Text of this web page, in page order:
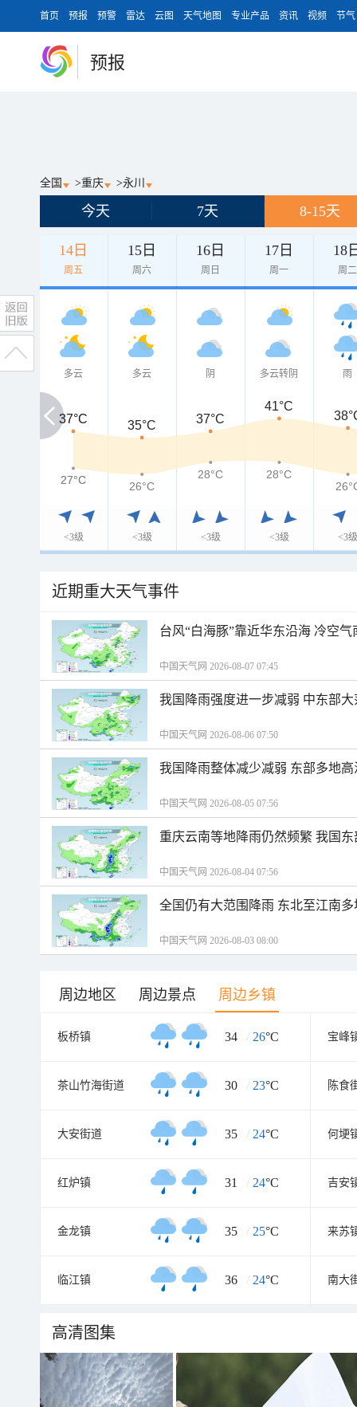
首页 预报 预警 雷达 云图 天气地图 专业产品 资讯 视频 节气
预报
全国 >重庆 >永川
今天 7天 8-15天
14日
周五
15日
周六
16日
周日
17日
周一
18
周二
多云
<3级
多云
<3级
阴
<3级
多云转阴
<3级
雨
<3级
37°C
37°C 35°C 37°C
41°C
27°C
27°C 26°C
28°C
28°C
近期重大天气事件
台风“白海豚”靠近华东沿海 冷空
中国天气网 2026-08-07 07:45
我国降雨强度进一步减弱 中东部
中国天气网 2026-08-06 07:50
我国降雨整体减少减弱 东部多地
中国天气网 2026-08-05 07:56
重庆云南等地降雨仍然频繁 我国
中国天气网 2026-08-04 07:56
全国仍有大范围降雨 东北至江南
中国天气网 2026-08-03 08:00
周边地区 周边景点 周边乡镇
板桥镇 34 / 26°C 宝峰
茶山竹海街道 30 / 23°C 陈食
大安街道 35 / 24°C 何埂
红炉镇 31 / 24°C 吉安
金龙镇 35 / 25°C 来苏
临江镇 36 / 24°C 南大
高清图集